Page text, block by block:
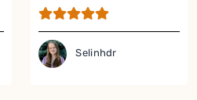
Selinhdr